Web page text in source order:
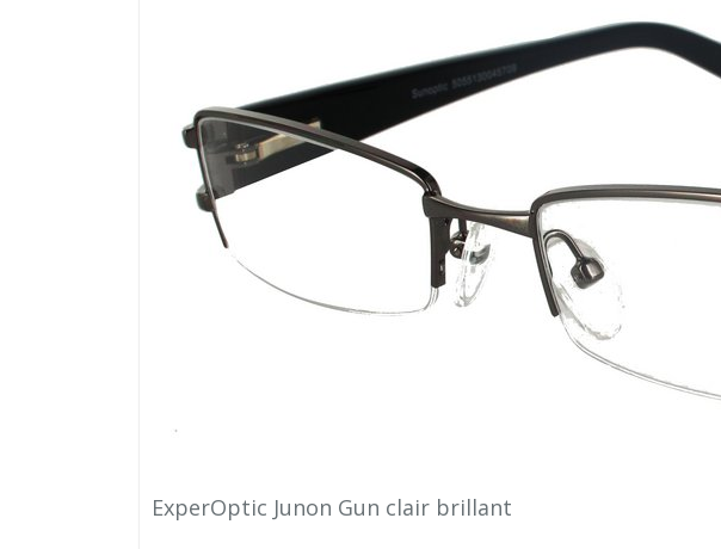
ExperOptic Junon Gun clair brillant